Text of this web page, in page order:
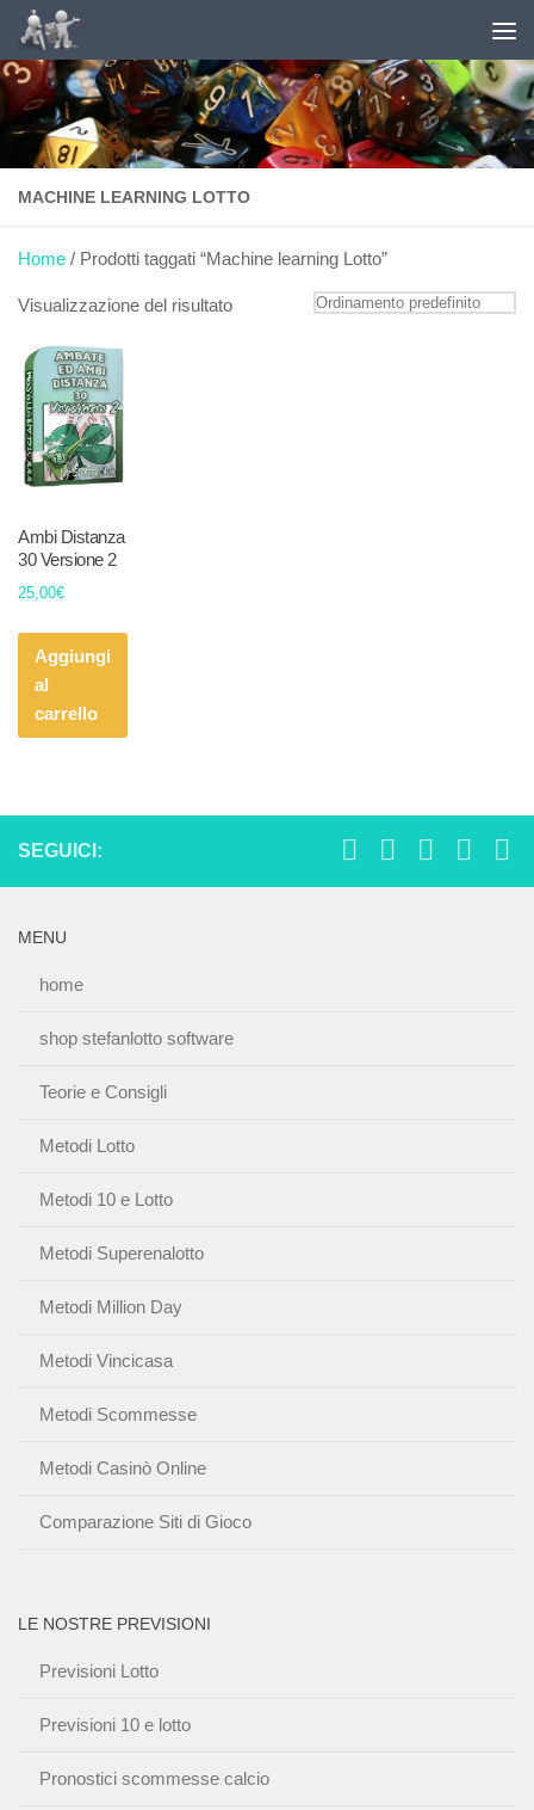
Salta al contenuto
MACHINE LEARNING LOTTO
Home / Prodotti taggati “Machine learning Lotto”
Visualizzazione del risultato
Ambi Distanza
30 Versione 2
25,00€
Aggiungi
al
carrello
SEGUICI:
MENU
home
shop stefanlotto software
Teorie e Consigli
Metodi Lotto
Metodi 10 e Lotto
Metodi Superenalotto
Metodi Million Day
Metodi Vincicasa
Metodi Scommesse
Metodi Casinò Online
Comparazione Siti di Gioco
LE NOSTRE PREVISIONI
Previsioni Lotto
Previsioni 10 e lotto
Pronostici scommesse calcio
+18 Puoi giocare solo se maggiorenne - Il gioco
può causare dipendenza patologica -
Consulta leprobabilità di vincita sito ADM